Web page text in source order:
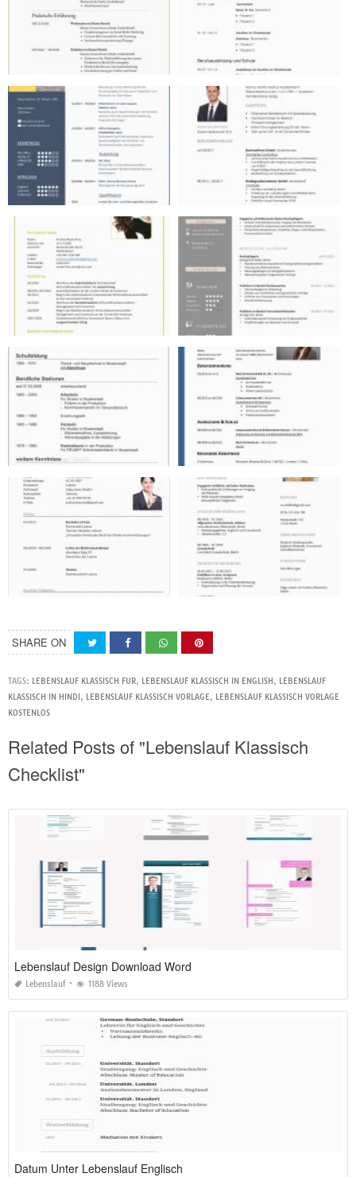
SHARE ON
TAGS: LEBENSLAUF KLASSISCH FUR, LEBENSLAUF KLASSISCH IN ENGLISH, LEBENSLAUF
KLASSISCH IN HINDI, LEBENSLAUF KLASSISCH VORLAGE, LEBENSLAUF KLASSISCH VORLAGE
KOSTENLOS
Related Posts of "Lebenslauf Klassisch
Checklist"
Lebenslauf Design Download Word
Lebenslauf 1188 Views
Datum Unter Lebenslauf Englisch